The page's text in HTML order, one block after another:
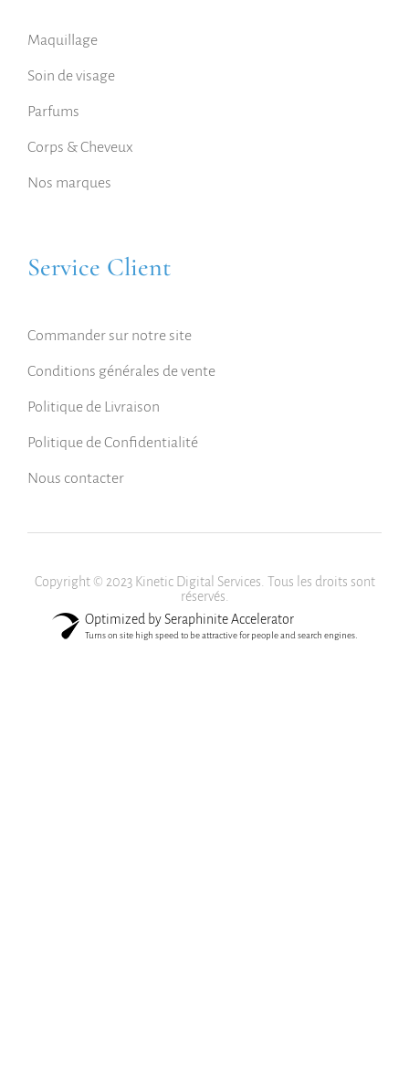
Maquillage
Soin de visage
Parfums
Corps & Cheveux
Nos marques
Service Client
Commander sur notre site
Conditions générales de vente
Politique de Livraison
Politique de Confidentialité
Nous contacter
Copyright © 2023 Kinetic Digital Services. Tous les droits sont
réservés.
Optimized by Seraphinite Accelerator
Turns on site high speed to be attractive for people and search engines.